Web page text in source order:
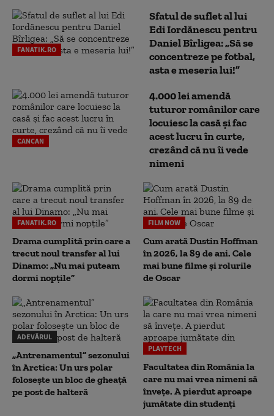
FANATIK.RO
Sfatul de suflet al lui
Edi Iordănescu pentru
Daniel Bîrligea: „Să se
concentreze pe fotbal,
asta e meseria lui!”
CANCAN
4.000 lei amendă
tuturor românilor care
locuiesc la casă și fac
acest lucru în curte,
crezând că nu îi vede
nimeni
FANATIK.RO
Drama cumplită prin care a
trecut noul transfer al lui
Dinamo: „Nu mai puteam
dormi nopțile”
FILM NOW
Cum arată Dustin Hoffman
în 2026, la 89 de ani. Cele
mai bune filme și rolurile
de Oscar
ADEVĂRUL
„Antrenamentul” sezonului
în Arctica: Un urs polar
folosește un bloc de gheață
pe post de halteră
PLAYTECH
Facultatea din România la
care nu mai vrea nimeni să
înveţe. A pierdut aproape
jumătate din studenţi